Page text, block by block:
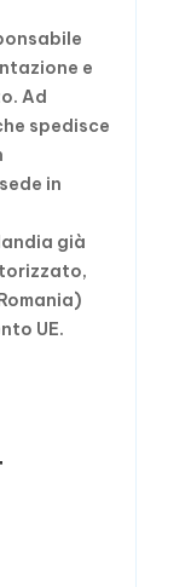
e
Ad
spedisce
in
già
UE.